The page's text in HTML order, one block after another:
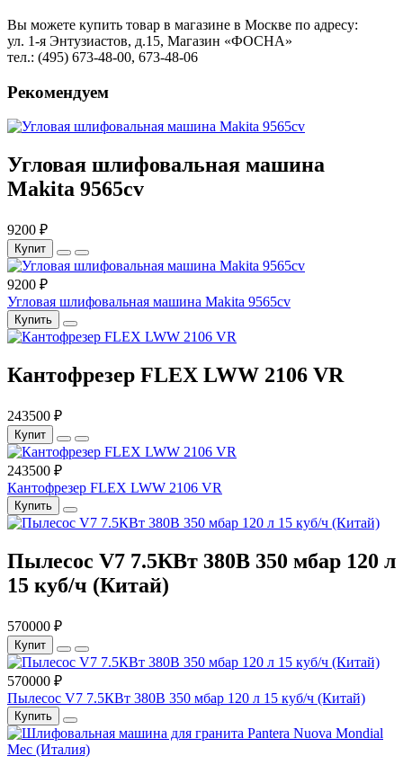
Вы можете купить товар в магазине в Москве по адресу:
ул. 1-я Энтузиастов, д.15, Магазин «ФОСНА»
тел.: (495) 673-48-00, 673-48-06
Рекомендуем
Угловая шлифовальная машина
Makita 9565cv
9200 ₽
Купит
9200 ₽
Угловая шлифовальная машина Makita 9565cv
Купить
Кантофрезер FLEX LWW 2106 VR
243500 ₽
Купит
243500 ₽
Кантофрезер FLEX LWW 2106 VR
Купить
Пылесос V7 7.5КВт 380В 350 мбар 120 л
15 куб/ч (Китай)
570000 ₽
Купит
570000 ₽
Пылесос V7 7.5КВт 380В 350 мбар 120 л 15 куб/ч (Китай)
Купить